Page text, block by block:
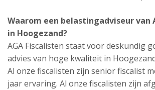
Waarom een belastingadviseur van
in Hoogezand?
AGA Fiscalisten staat voor deskundig
advies van hoge kwaliteit in
Al onze fiscalisten zijn senior fiscalist
jaar ervaring. Al onze fiscalisten zijn